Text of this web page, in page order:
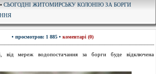
• СЬОГОДНІ ЖИТОМИРСЬКУ КОЛОНІЮ ЗА БОРГИ
• просмотров: 1 885 • коментарі (0)
мереж водопостачання за борги буде відключена